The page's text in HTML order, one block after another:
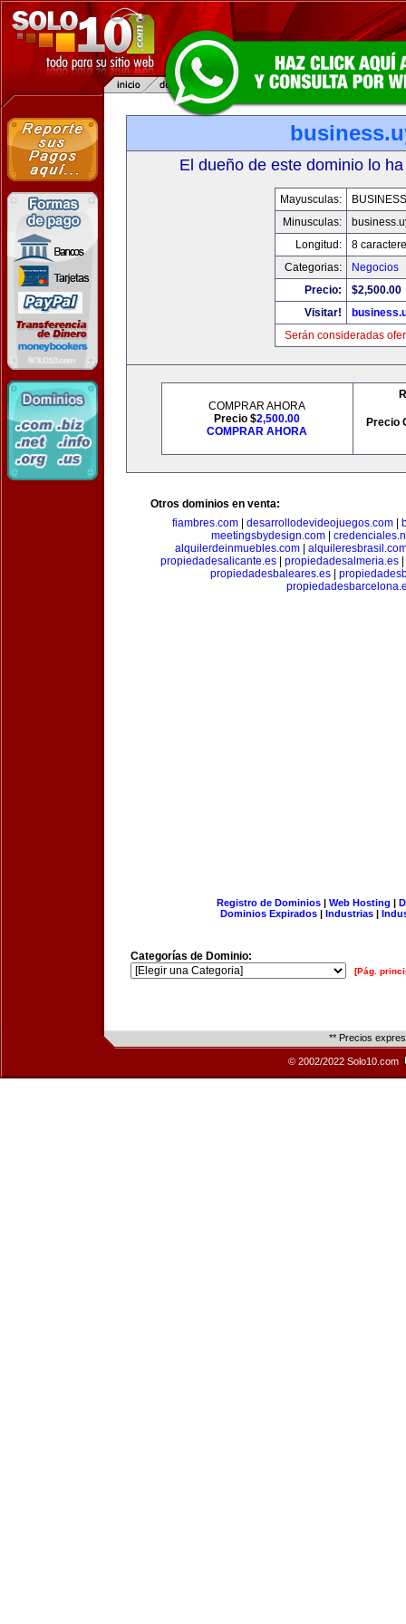
El dueño de este dominio lo
Mayusculas:
Minusculas:
Longitud:
8
Categorias:
Negocios
Precio:
$2,500.00
Visitar!
Serán consideradas
COMPRAR AHORA
Precio $2,500.00
COMPRAR AHORA
Precio
Otros dominios en venta:
fiambres.com| desarrollodevideojuegos.com|
meetingsbydesign.com|
alquilerdeinmuebles.com|
propiedadesalicante.es| propiedadesalmeria.es|
propiedadesbaleares.es
Registro de Dominios| Web Hosting |
Dominios Expirados | Industrias |
Categorías de Dominio:
[Pág.
** Precios
© 2002/2022 Solo10.com